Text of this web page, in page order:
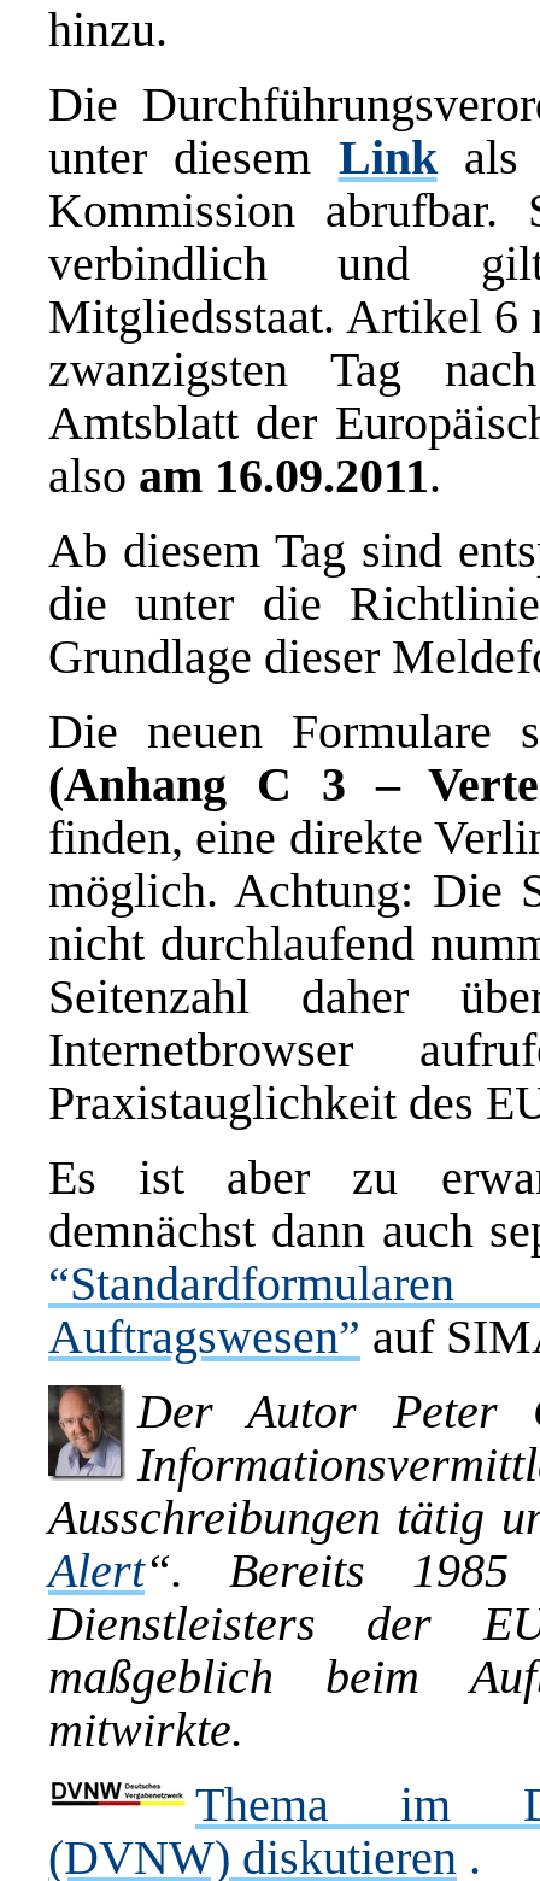
hinzu.
Die
unter diesem Linkals
Kommission
verbindlich und
Mitgliedsstaat. Artikel 6
zwanzigsten Tag
Amtsblatt der
also am 16.09.2011.
Ab diesem Tag sind
die unter die
Grundlage dieser
Die neuen
(Anhang C 3 –
finden, eine direkte
möglich. Achtung: Die
nicht durchlaufend
Seitenzahl daher
Internetbrowser
Praxistauglichkeit des
Es ist aber zu
demnächst dann auch
Auftragswesen” auf
Der Autor Peter
Ausschreibungen tätig
Alert“. Bereits
Dienstleisters der
maßgeblich beim
mitwirkte.
Thema im
(DVNW) diskutieren .